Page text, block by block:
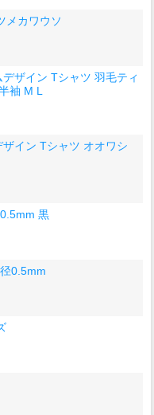
メカワウソ
デザイン Tシャツ 羽毛ティ
袖 M L
ザイン Tシャツ オオワシ
黒
0.5mm